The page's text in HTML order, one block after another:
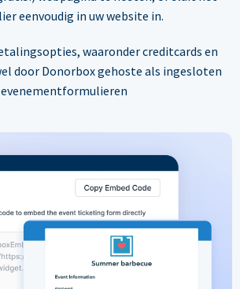
eenvoudig in uw website in.
waaronder creditcards en
door Donorbox gehoste als ingesloten
evenementformulieren